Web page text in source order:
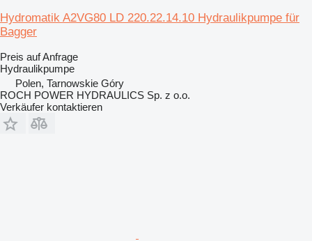
Hydromatik A2VG80 LD 220.22.14.10 Hydraulikpumpe für
Bagger
Preis auf Anfrage
Hydraulikpumpe
Polen, Tarnowskie Góry
ROCH POWER HYDRAULICS Sp. z o.o.
Verkäufer kontaktieren